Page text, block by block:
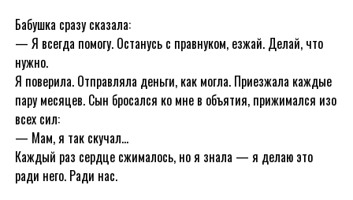
Бабушка сразу сказала:
— Я всегда помогу. Останусь с правнуком, езжай. Делай, что
нужно.
Я поверила. Отправляла деньги, как могла. Приезжала каждые
пару месяцев. Сын бросался ко мне в объятия, прижимался изо
всех сил:
— Мам, я так скучал…
Каждый раз сердце сжималось, но я знала — я делаю это
ради него. Ради нас.